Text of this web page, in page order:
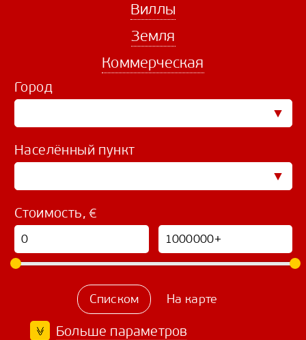
Виллы
Земля
Коммерческая
Город
Населённый пункт
Стоимость, €
Списком На карте
Больше параметров